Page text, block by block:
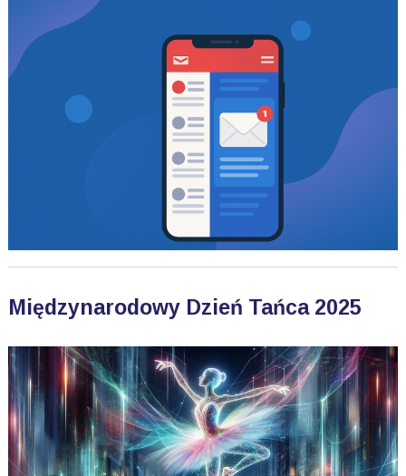
Międzynarodowy Dzień Tańca 2025